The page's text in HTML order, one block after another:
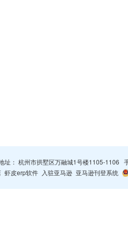
址： 杭州市拱墅区万融城1号楼1105-1106
虾皮erp软件 入驻亚马逊 亚马逊刊登系统